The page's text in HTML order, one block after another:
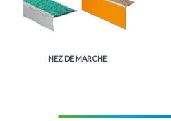
NEZ DE MARCHE